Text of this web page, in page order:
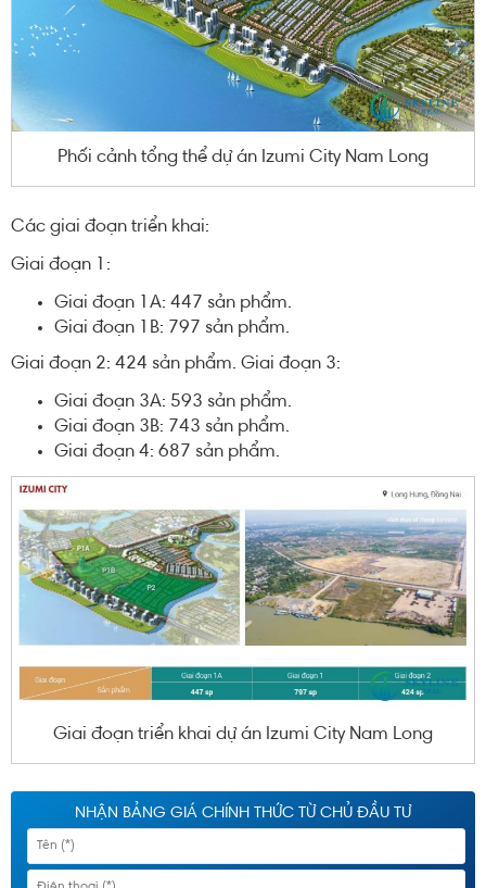
Phối cảnh tổng thể dự án Izumi City Nam Long
Các giai đoạn triển khai:
Giai đoạn 1:
Giai đoạn 1A: 447 sản phẩm.
Giai đoạn 1B: 797 sản phẩm.
Giai đoạn 2: 424 sản phẩm. Giai đoạn 3:
Giai đoạn 3A: 593 sản phẩm.
Giai đoạn 3B: 743 sản phẩm.
Giai đoạn 4: 687 sản phẩm.
Giai đoạn triển khai dự án Izumi City Nam Long
NHẬN BẢNG GIÁ CHÍNH THỨC TỪ CHỦ ĐẦU TƯ